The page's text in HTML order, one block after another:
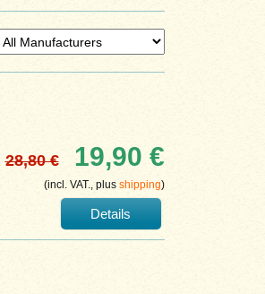
28,80 € 19,90 €
(incl. VAT., plus shipping)
Details